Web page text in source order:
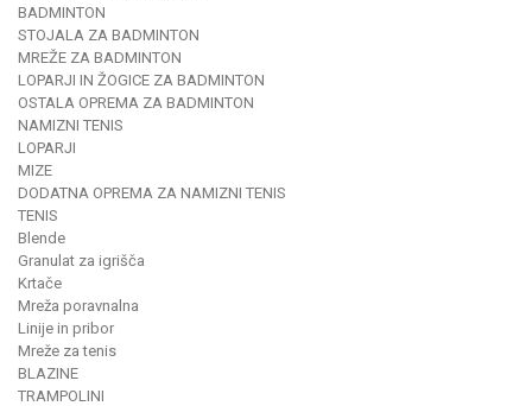
BADMINTON
STOJALA ZA BADMINTON
MREŽE ZA BADMINTON
LOPARJI IN ŽOGICE ZA BADMINTON
OSTALA OPREMA ZA BADMINTON
NAMIZNI TENIS
LOPARJI
MIZE
DODATNA OPREMA ZA NAMIZNI TENIS
TENIS
Blende
Granulat za igrišča
Krtače
Mreža poravnalna
Linije in pribor
Mreže za tenis
BLAZINE
TRAMPOLINI